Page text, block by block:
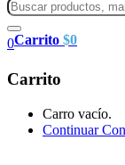
0Carrito $0
Carrito
Carro vacío.
Continuar